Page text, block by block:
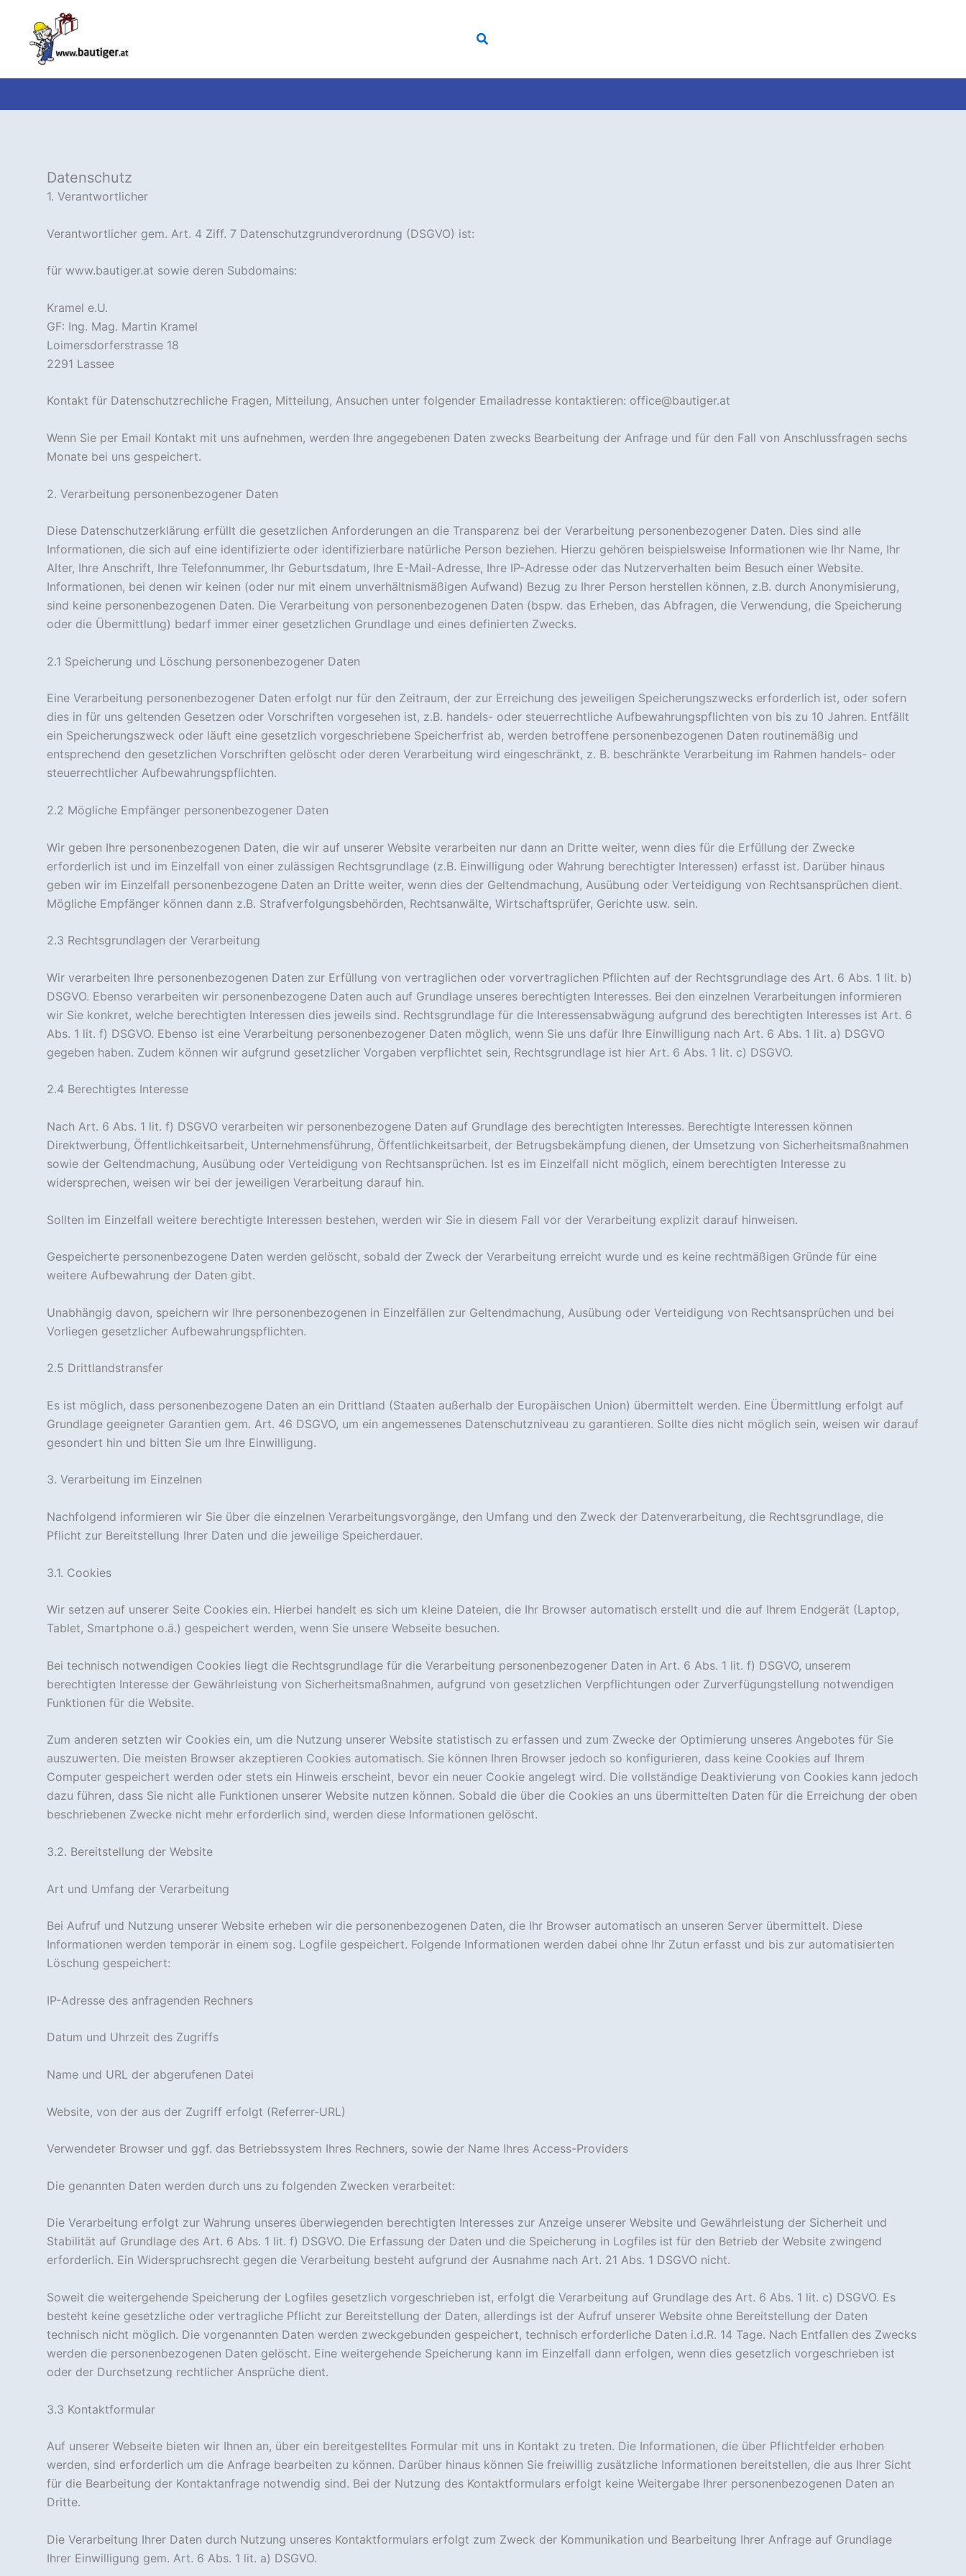
springen
Suchen
Datenschutz
1. Verantwortlicher
Verantwortlicher gem. Art. 4 Ziff. 7 Datenschutzgrundverordnung (DSGVO) ist:
für www.bautiger.at sowie deren Subdomains:
Kramel e.U.
GF: Ing. Mag. Martin Kramel
Loimersdorferstrasse 18
2291 Lassee
Kontakt für Datenschutzrechliche Fragen, Mitteilung, Ansuchen unter folgender Emailadresse kontaktieren: office@bautiger.at
Wenn Sie per Email Kontakt mit uns aufnehmen, werden Ihre angegebenen Daten zwecks Bearbeitung der Anfrage und für den Fall von Anschlussfragen sechs
Monate bei uns gespeichert.
2. Verarbeitung personenbezogener Daten
Diese Datenschutzerklärung erfüllt die gesetzlichen Anforderungen an die Transparenz bei der Verarbeitung personenbezogener Daten. Dies sind alle
Informationen, die sich auf eine identifizierte oder identifizierbare natürliche Person beziehen. Hierzu gehören beispielsweise Informationen wie Ihr Name, Ihr
Alter, Ihre Anschrift, Ihre Telefonnummer, Ihr Geburtsdatum, Ihre E-Mail-Adresse, Ihre IP-Adresse oder das Nutzerverhalten beim Besuch einer Website.
Informationen, bei denen wir keinen (oder nur mit einem unverhältnismäßigen Aufwand) Bezug zu Ihrer Person herstellen können, z.B. durch Anonymisierung,
sind keine personenbezogenen Daten. Die Verarbeitung von personenbezogenen Daten (bspw. das Erheben, das Abfragen, die Verwendung, die Speicherung
oder die Übermittlung) bedarf immer einer gesetzlichen Grundlage und eines definierten Zwecks.
2.1 Speicherung und Löschung personenbezogener Daten
Eine Verarbeitung personenbezogener Daten erfolgt nur für den Zeitraum, der zur Erreichung des jeweiligen Speicherungszwecks erforderlich ist, oder sofern
dies in für uns geltenden Gesetzen oder Vorschriften vorgesehen ist, z.B. handels- oder steuerrechtliche Aufbewahrungspflichten von bis zu 10 Jahren. Entfällt
ein Speicherungszweck oder läuft eine gesetzlich vorgeschriebene Speicherfrist ab, werden betroffene personenbezogenen Daten routinemäßig und
entsprechend den gesetzlichen Vorschriften gelöscht oder deren Verarbeitung wird eingeschränkt, z. B. beschränkte Verarbeitung im Rahmen handels- oder
steuerrechtlicher Aufbewahrungspflichten.
2.2 Mögliche Empfänger personenbezogener Daten
Wir geben Ihre personenbezogenen Daten, die wir auf unserer Website verarbeiten nur dann an Dritte weiter, wenn dies für die Erfüllung der Zwecke
erforderlich ist und im Einzelfall von einer zulässigen Rechtsgrundlage (z.B. Einwilligung oder Wahrung berechtigter Interessen) erfasst ist. Darüber hinaus
geben wir im Einzelfall personenbezogene Daten an Dritte weiter, wenn dies der Geltendmachung, Ausübung oder Verteidigung von Rechtsansprüchen dient.
Mögliche Empfänger können dann z.B. Strafverfolgungsbehörden, Rechtsanwälte, Wirtschaftsprüfer, Gerichte usw. sein.
2.3 Rechtsgrundlagen der Verarbeitung
Wir verarbeiten Ihre personenbezogenen Daten zur Erfüllung von vertraglichen oder vorvertraglichen Pflichten auf der Rechtsgrundlage des Art. 6 Abs. 1 lit. b)
DSGVO. Ebenso verarbeiten wir personenbezogene Daten auch auf Grundlage unseres berechtigten Interesses. Bei den einzelnen Verarbeitungen informieren
wir Sie konkret, welche berechtigten Interessen dies jeweils sind. Rechtsgrundlage für die Interessensabwägung aufgrund des berechtigten Interesses ist Art. 6
Abs. 1 lit. f) DSGVO. Ebenso ist eine Verarbeitung personenbezogener Daten möglich, wenn Sie uns dafür Ihre Einwilligung nach Art. 6 Abs. 1 lit. a) DSGVO
gegeben haben. Zudem können wir aufgrund gesetzlicher Vorgaben verpflichtet sein, Rechtsgrundlage ist hier Art. 6 Abs. 1 lit. c) DSGVO.
2.4 Berechtigtes Interesse
Nach Art. 6 Abs. 1 lit. f) DSGVO verarbeiten wir personenbezogene Daten auf Grundlage des berechtigten Interesses. Berechtigte Interessen können
Direktwerbung, Öffentlichkeitsarbeit, Unternehmensführung, Öffentlichkeitsarbeit, der Betrugsbekämpfung dienen, der Umsetzung von Sicherheitsmaßnahmen
sowie der Geltendmachung, Ausübung oder Verteidigung von Rechtsansprüchen. Ist es im Einzelfall nicht möglich, einem berechtigten Interesse zu
widersprechen, weisen wir bei der jeweiligen Verarbeitung darauf hin.
Sollten im Einzelfall weitere berechtigte Interessen bestehen, werden wir Sie in diesem Fall vor der Verarbeitung explizit darauf hinweisen.
Gespeicherte personenbezogene Daten werden gelöscht, sobald der Zweck der Verarbeitung erreicht wurde und es keine rechtmäßigen Gründe für eine
weitere Aufbewahrung der Daten gibt.
Unabhängig davon, speichern wir Ihre personenbezogenen in Einzelfällen zur Geltendmachung, Ausübung oder Verteidigung von Rechtsansprüchen und bei
Vorliegen gesetzlicher Aufbewahrungspflichten.
2.5 Drittlandstransfer
Es ist möglich, dass personenbezogene Daten an ein Drittland (Staaten außerhalb der Europäischen Union) übermittelt werden. Eine Übermittlung erfolgt auf
Grundlage geeigneter Garantien gem. Art. 46 DSGVO, um ein angemessenes Datenschutzniveau zu garantieren. Sollte dies nicht möglich sein, weisen wir darauf
gesondert hin und bitten Sie um Ihre Einwilligung.
3. Verarbeitung im Einzelnen
Nachfolgend informieren wir Sie über die einzelnen Verarbeitungsvorgänge, den Umfang und den Zweck der Datenverarbeitung, die Rechtsgrundlage, die
Pflicht zur Bereitstellung Ihrer Daten und die jeweilige Speicherdauer.
3.1. Cookies
Wir setzen auf unserer Seite Cookies ein. Hierbei handelt es sich um kleine Dateien, die Ihr Browser automatisch erstellt und die auf Ihrem Endgerät (Laptop,
Tablet, Smartphone o.ä.) gespeichert werden, wenn Sie unsere Webseite besuchen.
Bei technisch notwendigen Cookies liegt die Rechtsgrundlage für die Verarbeitung personenbezogener Daten in Art. 6 Abs. 1 lit. f) DSGVO, unserem
berechtigten Interesse der Gewährleistung von Sicherheitsmaßnahmen, aufgrund von gesetzlichen Verpflichtungen oder Zurverfügungstellung notwendigen
Funktionen für die Website.
Zum anderen setzten wir Cookies ein, um die Nutzung unserer Website statistisch zu erfassen und zum Zwecke der Optimierung unseres Angebotes für Sie
auszuwerten. Die meisten Browser akzeptieren Cookies automatisch. Sie können Ihren Browser jedoch so konfigurieren, dass keine Cookies auf Ihrem
Computer gespeichert werden oder stets ein Hinweis erscheint, bevor ein neuer Cookie angelegt wird. Die vollständige Deaktivierung von Cookies kann jedoch
dazu führen, dass Sie nicht alle Funktionen unserer Website nutzen können. Sobald die über die Cookies an uns übermittelten Daten für die Erreichung der oben
beschriebenen Zwecke nicht mehr erforderlich sind, werden diese Informationen gelöscht.
3.2. Bereitstellung der Website
Art und Umfang der Verarbeitung
Bei Aufruf und Nutzung unserer Website erheben wir die personenbezogenen Daten, die Ihr Browser automatisch an unseren Server übermittelt. Diese
Informationen werden temporär in einem sog. Logfile gespeichert. Folgende Informationen werden dabei ohne Ihr Zutun erfasst und bis zur automatisierten
Löschung gespeichert:
IP-Adresse des anfragenden Rechners
Datum und Uhrzeit des Zugriffs
Name und URL der abgerufenen Datei
Website, von der aus der Zugriff erfolgt (Referrer-URL)
Verwendeter Browser und ggf. das Betriebssystem Ihres Rechners, sowie der Name Ihres Access-Providers
Die genannten Daten werden durch uns zu folgenden Zwecken verarbeitet:
Die Verarbeitung erfolgt zur Wahrung unseres überwiegenden berechtigten Interesses zur Anzeige unserer Website und Gewährleistung der Sicherheit und
Stabilität auf Grundlage des Art. 6 Abs. 1 lit. f) DSGVO. Die Erfassung der Daten und die Speicherung in Logfiles ist für den Betrieb der Website zwingend
erforderlich. Ein Widerspruchsrecht gegen die Verarbeitung besteht aufgrund der Ausnahme nach Art. 21 Abs. 1 DSGVO nicht.
Soweit die weitergehende Speicherung der Logfiles gesetzlich vorgeschrieben ist, erfolgt die Verarbeitung auf Grundlage des Art. 6 Abs. 1 lit. c) DSGVO. Es
besteht keine gesetzliche oder vertragliche Pflicht zur Bereitstellung der Daten, allerdings ist der Aufruf unserer Website ohne Bereitstellung der Daten
technisch nicht möglich. Die vorgenannten Daten werden zweckgebunden gespeichert, technisch erforderliche Daten i.d.R. 14 Tage. Nach Entfallen des Zwecks
werden die personenbezogenen Daten gelöscht. Eine weitergehende Speicherung kann im Einzelfall dann erfolgen, wenn dies gesetzlich vorgeschrieben ist
oder der Durchsetzung rechtlicher Ansprüche dient.
3.3 Kontaktformular
Auf unserer Webseite bieten wir Ihnen an, über ein bereitgestelltes Formular mit uns in Kontakt zu treten. Die Informationen, die über Pflichtfelder erhoben
werden, sind erforderlich um die Anfrage bearbeiten zu können. Darüber hinaus können Sie freiwillig zusätzliche Informationen bereitstellen, die aus Ihrer Sicht
für die Bearbeitung der Kontaktanfrage notwendig sind. Bei der Nutzung des Kontaktformulars erfolgt keine Weitergabe Ihrer personenbezogenen Daten an
Dritte.
Die Verarbeitung Ihrer Daten durch Nutzung unseres Kontaktformulars erfolgt zum Zweck der Kommunikation und Bearbeitung Ihrer Anfrage auf Grundlage
Ihrer Einwilligung gem. Art. 6 Abs. 1 lit. a) DSGVO.
Notwendig
sind nicht
optional. Sie
werden
benötigt,
damit die
Website
funktioniert.
Statistik
Cookies
können wir die
und Struktur
der Website
auf Basis der
Erfahrung
Damit unsere
während
deines
gut wie
möglich
Wenn du
diese
ablehnst,
verschwinden
einige
Funktionen
Website.
Marketing
Interessen und
dein Verhalten
unserer Website
mitteilst, erhöhst
Wahrscheinlichkeit,
personalisierte
sehen.